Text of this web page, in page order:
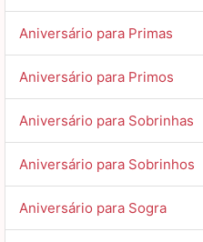
Aniversário para Primas
Aniversário para Primos
Aniversário para Sobrinhas
Aniversário para Sobrinhos
Aniversário para Sogra